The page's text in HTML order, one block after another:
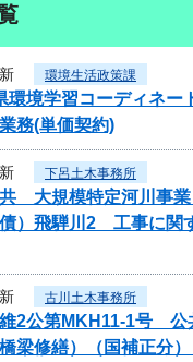
環境生活政策課
環境学習コーディネー
務(単価契約)
下呂土木事務所
共 大規模特定河川事業
債）飛騨川2 工事に関
古川土木事務所
維2公第MKH11-1号
梁修繕）（国補正分